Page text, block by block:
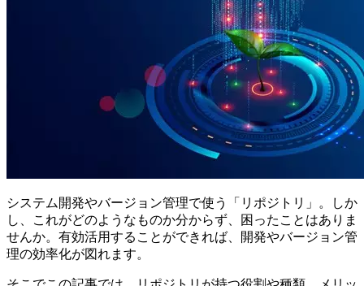
システム開発やバージョン管理で使う「リポジトリ」。しか
し、これがどのようなものか分からず、困ったことはありま
せんか。有効活用することができれば、開発やバージョン管
理の効率化が図れます。